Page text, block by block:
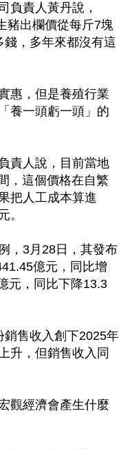
負責人黃丹說，
豬出欄價從每斤7塊
，多年來都沒有這
惠，但是養殖行業
養一頭虧一頭」的
責人說，目前當地
，這個價格在自繁
把人工成本算進
。
，3月28日，其發布
億元，同比增
元，同比下降13.3
銷售收入創下2025年
升，但銷售收入同
觀經濟會產生什麼